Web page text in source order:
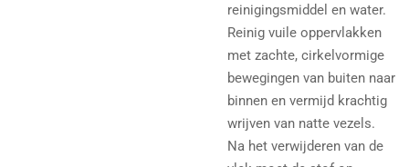
reinigingsmiddel en water.
Reinig vuile oppervlakken
met zachte, cirkelvormige
bewegingen van buiten naar
binnen en vermijd krachtig
wrijven van natte vezels.
Na het verwijderen van de